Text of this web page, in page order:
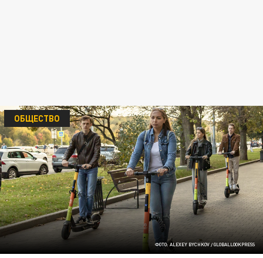
ФОТО: ALEXEY BYCHKOV / GLOBALLOOKPRESS
ОБЩЕСТВО